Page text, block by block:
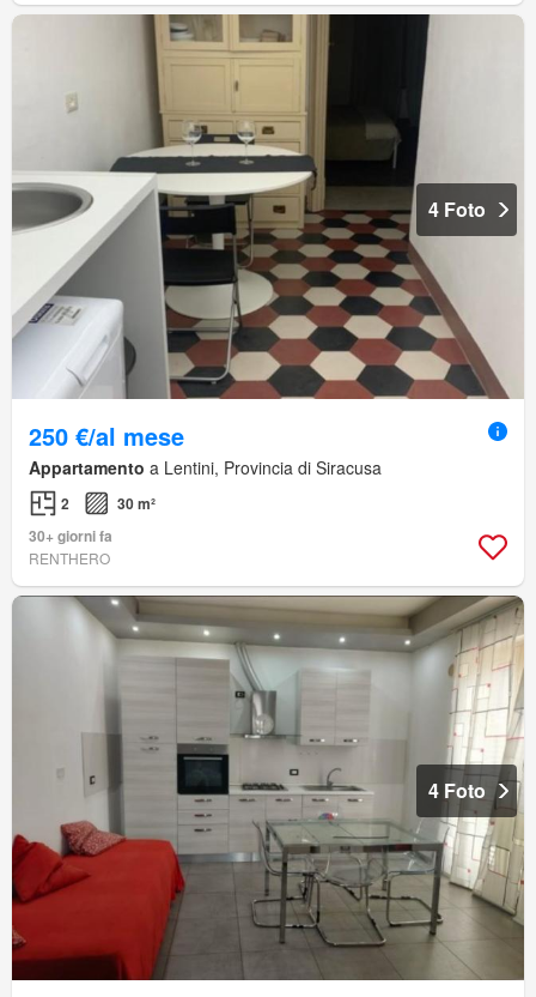
4 Foto
250 €/al mese
Appartamento a Lentini, Provincia di Siracusa
2
30 m²
30+ giorni fa
RENTHERO
4 Foto